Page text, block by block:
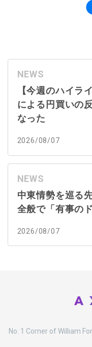
NEWS
【今週のハイラ
による円買いの
なった
2026/08/07
NEWS
中東情勢を巡る
全般で「有事の
2026/08/07
No. 1 Corner of William